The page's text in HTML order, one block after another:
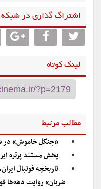
اشتراگ گذاری در شبکه
لینک کوتاه
مطالب مرتبط
«جنگل خاموش» در
پخش مستند پرتره
تاریخچه فوتبال
ضربان» روایت دهه‌ها